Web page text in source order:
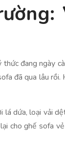
đang ngày
đã qua lâu
dứa, loại vải
cho ghế sofa